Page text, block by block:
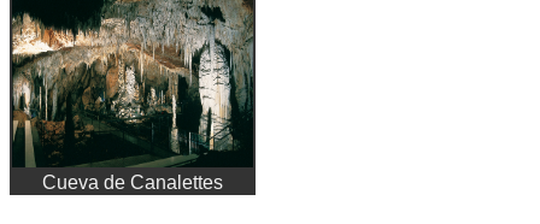
Cueva de Canalettes